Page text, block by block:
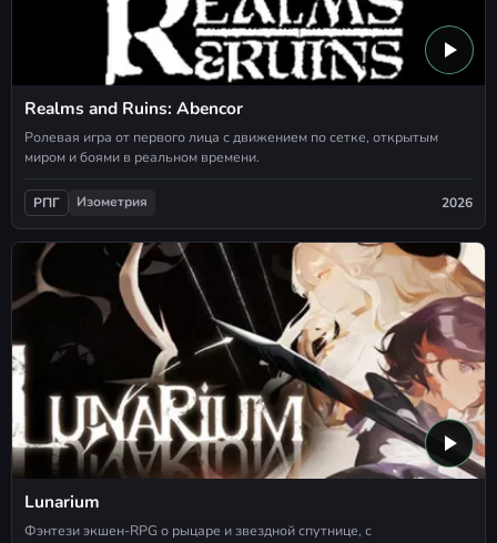
Realms and Ruins: Abencor
Ролевая игра от первого лица с движением по сетке, открытым
миром и боями в реальном времени.
РПГ Изометрия 2026
Lunarium
Фэнтези экшен-RPG о рыцаре и звездной спутнице, с